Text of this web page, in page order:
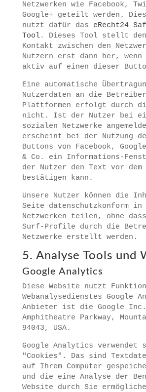
Netzwerken wie Facebook,
Google+ geteilt werden.
nutzt dafür das eRecht24
Tool. Dieses Tool stellt
Kontakt zwischen den
Nutzern erst dann her, wenn
aktiv auf einen dieser
Eine automatische
Nutzerdaten an die
Plattformen erfolgt durch
nicht. Ist der Nutzer bei
sozialen Netzwerke
erscheint bei der Nutzung
Buttons von Facebook,
& Co. ein Informations-
der Nutzer den Text vor dem
bestätigen kann.
Unsere Nutzer können die
Seite datenschutzkonform in
Netzwerken teilen, ohne
Surf-Profile durch die
Netzwerke erstellt werden.
5. Analyse Tools und
Google Analytics
Diese Website nutzt
Webanalysedienstes Google
Anbieter ist die Google
Amphitheatre Parkway,
94043, USA.
Google Analytics verwendet
"Cookies". Das sind
auf Ihrem Computer
und die eine Analyse der
Website durch Sie